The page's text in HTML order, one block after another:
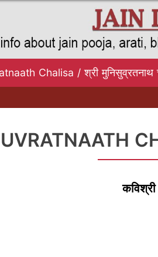
Chalisa / श्री मुनिसुव्रतनाथ